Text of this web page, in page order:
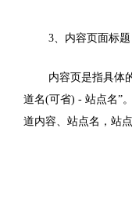
3、内容页面标题
内容页是指具体
道名(可省) - 站点名”
道内容、站点名，站